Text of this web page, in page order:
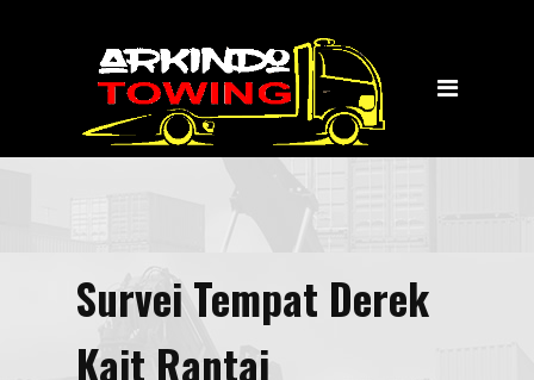
Jasa Layanan
Towing
Kontak KamiSurvei Tempat Derek
Kait Rantai